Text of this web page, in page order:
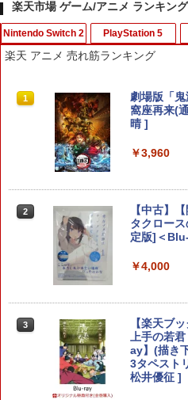
楽天市場 ゲーム/アニメ ランキング
Nintendo Switch 2
1
【7週連続
itch2 コン
ァームウェ
h コントロ
￥2,960
Switch2用
【お買い物
PlayStation 5
1
鬼エイム
ング FPS
CoD 高感
【中古】
ZERO／
￥2,783
70年代風
版
￥3,878
楽天 アニメ 売れ筋ランキング
1
劇場版「
窩座再来(
晴 ]
￥3,960
2
【中古】
タクロー
定版]＜
￥4,000
3
【楽天ブ
上手の若
ay】(描き
3タペスト
松井優征 ]